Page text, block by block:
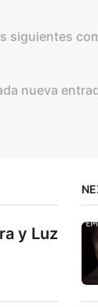
siguientes
nueva
y Luz